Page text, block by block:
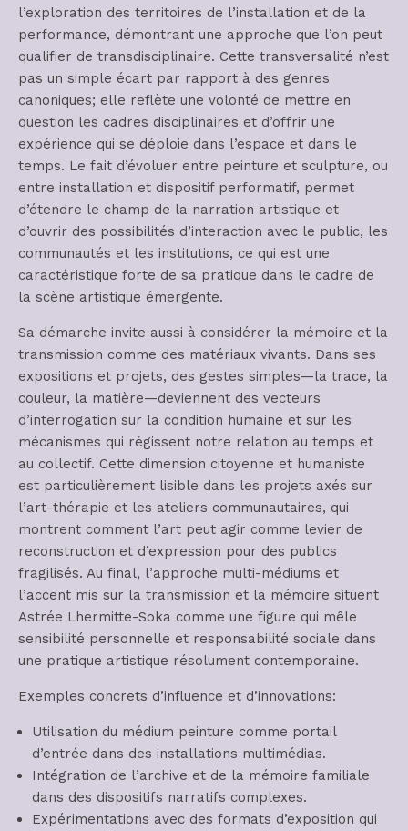
l’exploration des territoires de l’installation et de la
performance, démontrant une approche que l’on peut
qualifier de transdisciplinaire. Cette transversalité n’est
pas un simple écart par rapport à des genres
canoniques; elle reflète une volonté de mettre en
question les cadres disciplinaires et d’offrir une
expérience qui se déploie dans l’espace et dans le
temps. Le fait d’évoluer entre peinture et sculpture, ou
entre installation et dispositif performatif, permet
d’étendre le champ de la narration artistique et
d’ouvrir des possibilités d’interaction avec le public, les
communautés et les institutions, ce qui est une
caractéristique forte de sa pratique dans le cadre de
la scène artistique émergente.
Sa démarche invite aussi à considérer la mémoire et la
transmission comme des matériaux vivants. Dans ses
expositions et projets, des gestes simples—la trace, la
couleur, la matière—deviennent des vecteurs
d’interrogation sur la condition humaine et sur les
mécanismes qui régissent notre relation au temps et
au collectif. Cette dimension citoyenne et humaniste
est particulièrement lisible dans les projets axés sur
l’art-thérapie et les ateliers communautaires, qui
montrent comment l’art peut agir comme levier de
reconstruction et d’expression pour des publics
fragilisés. Au final, l’approche multi-médiums et
l’accent mis sur la transmission et la mémoire situent
Astrée Lhermitte-Soka comme une figure qui mêle
sensibilité personnelle et responsabilité sociale dans
une pratique artistique résolument contemporaine.
Exemples concrets d’influence et d’innovations:
Utilisation du médium peinture comme portail
d’entrée dans des installations multimédias.
Intégration de l’archive et de la mémoire familiale
dans des dispositifs narratifs complexes.
Expérimentations avec des formats d’exposition qui